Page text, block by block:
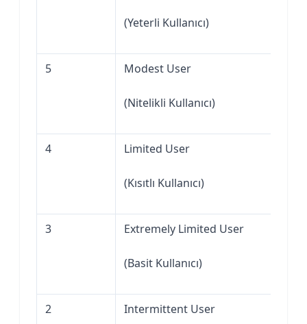
(Yeterli Kullanıcı)
5 Modest User
(Nitelikli Kullanıcı)
4 Limited User
(Kısıtlı Kullanıcı)
3 Extremely Limited User
(Basit Kullanıcı)
2 Intermittent User